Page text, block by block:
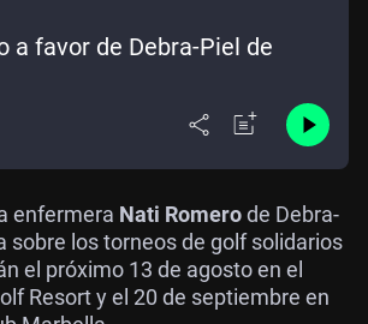
a favor de Debra-Piel de
enfermera Nati Romerode Debra-
sobre los torneos de golf solidarios
el próximo 13 de agosto en el
Resort y el 20 de septiembre en